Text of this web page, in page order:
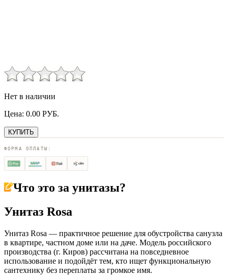
Нет в наличии
Цена: 0.00 РУБ.
КУПИТЬ
ФОРМА ОПЛАТЫ:
Что это за унитазы?
Унитаз Rosa
Унитаз Rosa — практичное решение для обустройства санузла
в квартире, частном доме или на даче. Модель российского
производства (г. Киров) рассчитана на повседневное
использование и подойдёт тем, кто ищет функциональную
сантехнику без переплаты за громкое имя.